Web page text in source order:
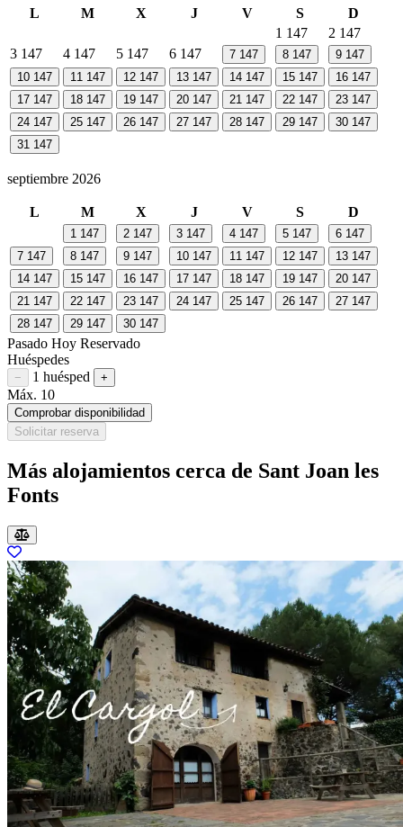
L M X J V S
D
1 147 2 147
3 147 4 147 5 147 6 147 7 147 8 147 9 147
10 147 11 147 12 147 13 147 14 147 15 147 16 147
17 147 18 147 19 147 20 147 21 147 22 147 23 147
24 147 25 147 26 147 27 147 28 147 29 147 30 147
31 147
septiembre 2026
L M X J V S D
1 147 2 147 3 147 4 147 5 147 6 147
7 147 8 147 9 147 10 147 11 147 12 147 13 147
14 147 15 147 16 147 17 147 18 147 19 147 20 147
21 147 22 147 23 147 24 147 25 147 26 147 27 147
28 147 29 147 30 147
Pasado Hoy Reservado
Huéspedes
Restar huésped
− 1 huésped Sumar huésped
+
Máx. 10
Comprobar disponibilidad
Solicitar reserva
Más alojamientos cerca de Sant Joan les
Fonts